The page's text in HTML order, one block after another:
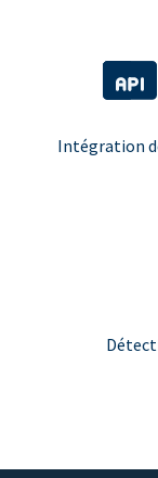
Intégration